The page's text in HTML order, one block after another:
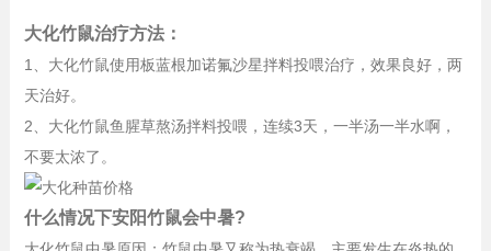
大化竹鼠治疗方法：
1、大化竹鼠使用板蓝根加诺氟沙星拌料投喂治疗，效果良好，两
天治好。
2、大化竹鼠鱼腥草熬汤拌料投喂，连续3天，一半汤一半水啊，
不要太浓了。
什么情况下安阳竹鼠会中暑?